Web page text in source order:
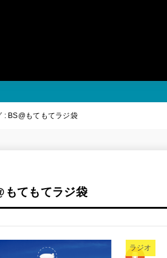
: BS@もてもてラジ袋
もてもてラジ袋
ラジオ